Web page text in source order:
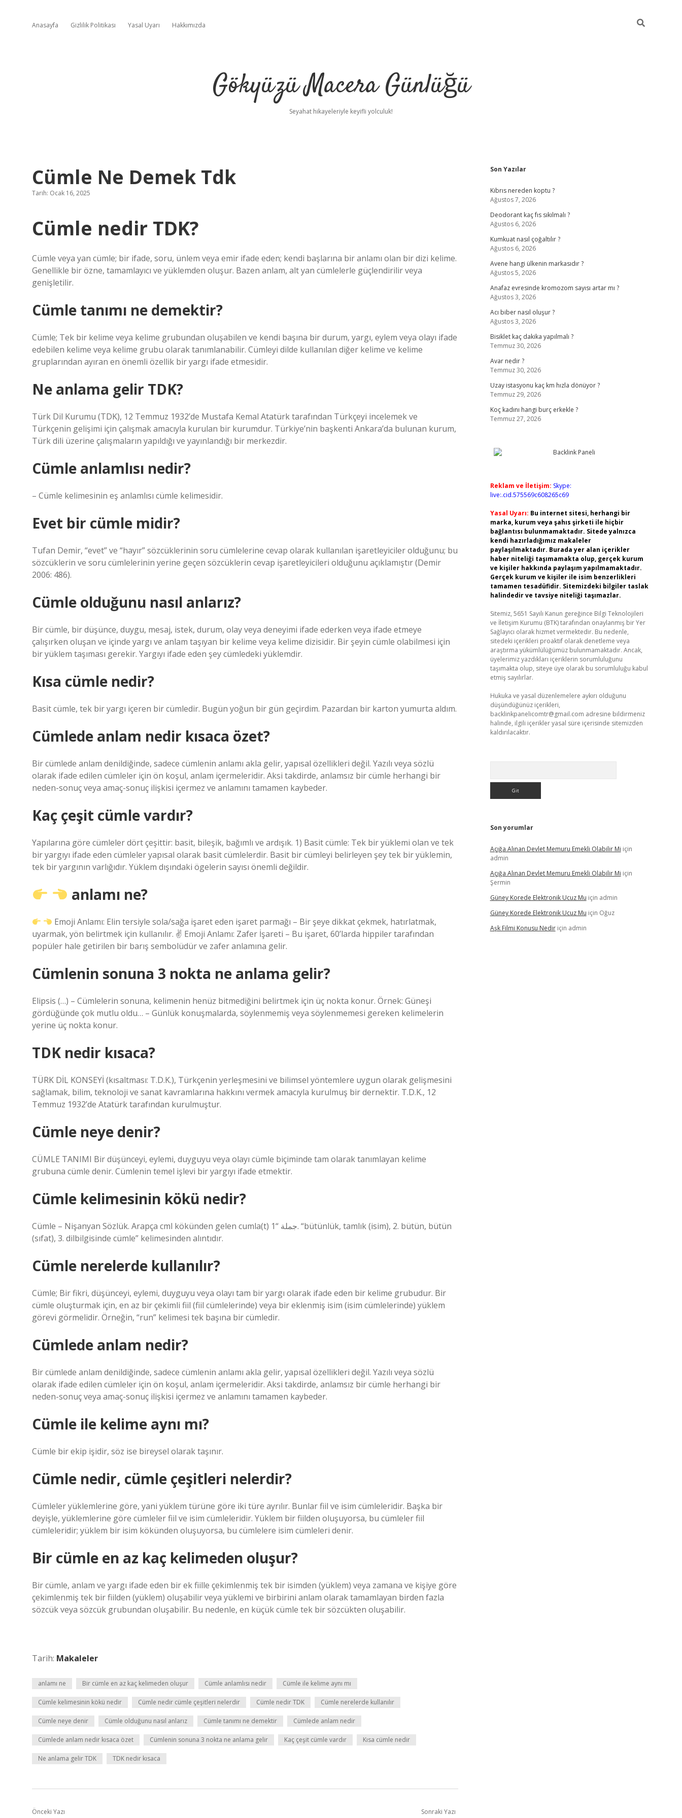
Anasayfa Gizlilik Politikası Yasal Uyarı Hakkımızda
Gökyüzü Macera Günlüğü
Seyahat hikayeleriyle keyifli yolculuk!
Cümle Ne Demek Tdk
Tarih: Ocak 16, 2025
Cümle nedir TDK?
Cümle veya yan cümle; bir ifade, soru, ünlem veya emir ifade eden; kendi başlarına bir anlamı olan bir dizi kelime.
Genellikle bir özne, tamamlayıcı ve yüklemden oluşur. Bazen anlam, alt yan cümlelerle güçlendirilir veya
genişletilir.
Cümle tanımı ne demektir?
Cümle; Tek bir kelime veya kelime grubundan oluşabilen ve kendi başına bir durum, yargı, eylem veya olayı ifade
edebilen kelime veya kelime grubu olarak tanımlanabilir. Cümleyi dilde kullanılan diğer kelime ve kelime
gruplarından ayıran en önemli özellik bir yargı ifade etmesidir.
Ne anlama gelir TDK?
Türk Dil Kurumu (TDK), 12 Temmuz 1932’de Mustafa Kemal Atatürk tarafından Türkçeyi incelemek ve
Türkçenin gelişimi için çalışmak amacıyla kurulan bir kurumdur. Türkiye’nin başkenti Ankara’da bulunan kurum,
Türk dili üzerine çalışmaların yapıldığı ve yayınlandığı bir merkezdir.
Cümle anlamlısı nedir?
– Cümle kelimesinin eş anlamlısı cümle kelimesidir.
Evet bir cümle midir?
Tufan Demir, “evet” ve “hayır” sözcüklerinin soru cümlelerine cevap olarak kullanılan işaretleyiciler olduğunu; bu
sözcüklerin ve soru cümlelerinin yerine geçen sözcüklerin cevap işaretleyicileri olduğunu açıklamıştır (Demir
2006: 486).
Cümle olduğunu nasıl anlarız?
Bir cümle, bir düşünce, duygu, mesaj, istek, durum, olay veya deneyimi ifade ederken veya ifade etmeye
çalışırken oluşan ve içinde yargı ve anlam taşıyan bir kelime veya kelime dizisidir. Bir şeyin cümle olabilmesi için
bir yüklem taşıması gerekir. Yargıyı ifade eden şey cümledeki yüklemdir.
Kısa cümle nedir?
Basit cümle, tek bir yargı içeren bir cümledir. Bugün yoğun bir gün geçirdim. Pazardan bir karton yumurta aldım.
Cümlede anlam nedir kısaca özet?
Bir cümlede anlam denildiğinde, sadece cümlenin anlamı akla gelir, yapısal özellikleri değil. Yazılı veya sözlü
olarak ifade edilen cümleler için ön koşul, anlam içermeleridir. Aksi takdirde, anlamsız bir cümle herhangi bir
neden-sonuç veya amaç-sonuç ilişkisi içermez ve anlamını tamamen kaybeder.
Kaç çeşit cümle vardır?
Yapılarına göre cümleler dört çeşittir: basit, bileşik, bağımlı ve ardışık. 1) Basit cümle: Tek bir yüklemi olan ve tek
bir yargıyı ifade eden cümleler yapısal olarak basit cümlelerdir. Basit bir cümleyi belirleyen şey tek bir yüklemin,
tek bir yargının varlığıdır. Yüklem dışındaki ögelerin sayısı önemli değildir.
anlamı ne?
Emoji Anlamı: Elin tersiyle sola/sağa işaret eden işaret parmağı – Bir şeye dikkat çekmek, hatırlatmak,
uyarmak, yön belirtmek için kullanılır. ✌ Emoji Anlamı: Zafer İşareti – Bu işaret, 60’larda hippiler tarafından
popüler hale getirilen bir barış sembolüdür ve zafer anlamına gelir.
Cümlenin sonuna 3 nokta ne anlama gelir?
Elipsis (…) – Cümlelerin sonuna, kelimenin henüz bitmediğini belirtmek için üç nokta konur. Örnek: Güneşi
gördüğünde çok mutlu oldu… – Günlük konuşmalarda, söylenmemiş veya söylenmemesi gereken kelimelerin
yerine üç nokta konur.
TDK nedir kısaca?
TÜRK DİL KONSEYİ (kısaltması: T.D.K.), Türkçenin yerleşmesini ve bilimsel yöntemlere uygun olarak gelişmesini
sağlamak, bilim, teknoloji ve sanat kavramlarına hakkını vermek amacıyla kurulmuş bir dernektir. T.D.K., 12
Temmuz 1932’de Atatürk tarafından kurulmuştur.
Cümle neye denir?
CÜMLE TANIMI Bir düşünceyi, eylemi, duyguyu veya olayı cümle biçiminde tam olarak tanımlayan kelime
grubuna cümle denir. Cümlenin temel işlevi bir yargıyı ifade etmektir.
Cümle kelimesinin kökü nedir?
Cümle – Nişanyan Sözlük. Arapça cml kökünden gelen cumla(t) جملة “1. “bütünlük, tamlık (isim), 2. bütün, bütün
(sıfat), 3. dilbilgisinde cümle” kelimesinden alıntıdır.
Cümle nerelerde kullanılır?
Cümle; Bir fikri, düşünceyi, eylemi, duyguyu veya olayı tam bir yargı olarak ifade eden bir kelime grubudur. Bir
cümle oluşturmak için, en az bir çekimli fiil (fiil cümlelerinde) veya bir eklenmiş isim (isim cümlelerinde) yüklem
görevi görmelidir. Örneğin, “run” kelimesi tek başına bir cümledir.
Cümlede anlam nedir?
Bir cümlede anlam denildiğinde, sadece cümlenin anlamı akla gelir, yapısal özellikleri değil. Yazılı veya sözlü
olarak ifade edilen cümleler için ön koşul, anlam içermeleridir. Aksi takdirde, anlamsız bir cümle herhangi bir
neden-sonuç veya amaç-sonuç ilişkisi içermez ve anlamını tamamen kaybeder.
Cümle ile kelime aynı mı?
Cümle bir ekip işidir, söz ise bireysel olarak taşınır.
Cümle nedir, cümle çeşitleri nelerdir?
Cümleler yüklemlerine göre, yani yüklem türüne göre iki türe ayrılır. Bunlar fiil ve isim cümleleridir. Başka bir
deyişle, yüklemlerine göre cümleler fiil ve isim cümleleridir. Yüklem bir fiilden oluşuyorsa, bu cümleler fiil
cümleleridir; yüklem bir isim kökünden oluşuyorsa, bu cümlelere isim cümleleri denir.
Bir cümle en az kaç kelimeden oluşur?
Bir cümle, anlam ve yargı ifade eden bir ek fiille çekimlenmiş tek bir isimden (yüklem) veya zamana ve kişiye göre
çekimlenmiş tek bir fiilden (yüklem) oluşabilir veya yüklemi ve birbirini anlam olarak tamamlayan birden fazla
sözcük veya sözcük grubundan oluşabilir. Bu nedenle, en küçük cümle tek bir sözcükten oluşabilir.
Tarih: Makaleler
anlamı ne Bir cümle en az kaç kelimeden oluşur Cümle anlamlısı nedir Cümle ile kelime aynı mı
Cümle kelimesinin kökü nedir Cümle nedir cümle çeşitleri nelerdir Cümle nedir TDK Cümle nerelerde kullanılır
Cümle neye denir Cümle olduğunu nasıl anlarız Cümle tanımı ne demektir Cümlede anlam nedir
Cümlede anlam nedir kısaca özet Cümlenin sonuna 3 nokta ne anlama gelir Kaç çeşit cümle vardır Kısa cümle nedir
Ne anlama gelir TDK TDK nedir kısaca
Önceki Yazı Sonraki Yazı
Sidebar
Son Yazılar
Kıbrıs nereden koptu ?
Ağustos 7, 2026
Deodorant kaç fıs sıkılmalı ?
Ağustos 6, 2026
Kumkuat nasıl çoğaltılır ?
Ağustos 6, 2026
Avene hangi ülkenin markasıdır ?
Ağustos 5, 2026
Anafaz evresinde kromozom sayısı artar mı ?
Ağustos 3, 2026
Acı biber nasıl oluşur ?
Ağustos 3, 2026
Bisiklet kaç dakika yapılmalı ?
Temmuz 30, 2026
Avar nedir ?
Temmuz 30, 2026
Uzay istasyonu kaç km hızla dönüyor ?
Temmuz 29, 2026
Koç kadını hangi burç erkekle ?
Temmuz 27, 2026
Reklam ve İletişim: Skype:
live:.cid.575569c608265c69
Yasal Uyarı: Bu internet sitesi, herhangi bir
marka, kurum veya şahıs şirketi ile hiçbir
bağlantısı bulunmamaktadır. Sitede yalnızca
kendi hazırladığımız makaleler
paylaşılmaktadır. Burada yer alan içerikler
haber niteliği taşımamakta olup, gerçek kurum
ve kişiler hakkında paylaşım yapılmamaktadır.
Gerçek kurum ve kişiler ile isim benzerlikleri
tamamen tesadüfidir. Sitemizdeki bilgiler taslak
halindedir ve tavsiye niteliği taşımazlar.
Sitemiz, 5651 Sayılı Kanun gereğince Bilgi Teknolojileri
ve İletişim Kurumu (BTK) tarafından onaylanmış bir Yer
Sağlayıcı olarak hizmet vermektedir. Bu nedenle,
sitedeki içerikleri proaktif olarak denetleme veya
araştırma yükümlülüğümüz bulunmamaktadır. Ancak,
üyelerimiz yazdıkları içeriklerin sorumluluğunu
taşımakta olup, siteye üye olarak bu sorumluluğu kabul
etmiş sayılırlar.
Hukuka ve yasal düzenlemelere aykırı olduğunu
düşündüğünüz içerikleri,
backlinkpanelicomtr@gmail.com adresine bildirmeniz
halinde, ilgili içerikler yasal süre içerisinde sitemizden
kaldırılacaktır.
Son yorumlar
Açığa Alınan Devlet Memuru Emekli Olabilir Mi için
admin
Açığa Alınan Devlet Memuru Emekli Olabilir Mi için
Şermin
Güney Korede Elektronik Ucuz Mu için admin
Güney Korede Elektronik Ucuz Mu için Oğuz
Aşk Filmi Konusu Nediriçin admin
hiltonbet yeni giriş